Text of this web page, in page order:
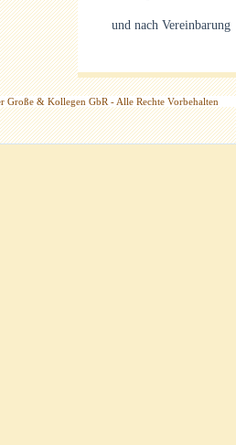
und nach Vereinbarung
& Kollegen GbR - Alle Rechte Vorbehalten